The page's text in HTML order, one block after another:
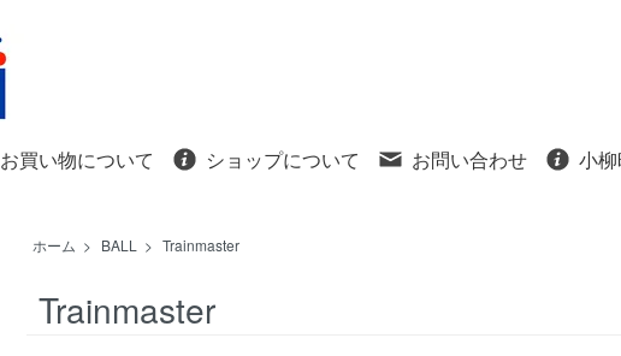
お買い物について ショップについて お問い合わせ 小
ホーム > BALL > Trainmaster
Trainmaster